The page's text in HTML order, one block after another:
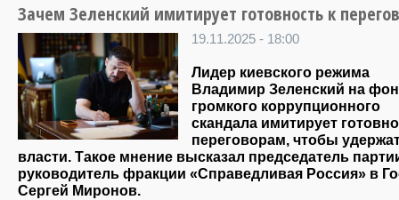
Зачем Зеленский имитирует готовность к
19.11.2025 - 18:00
Лидер киевского режима
Владимир Зеленский на
громкого коррупционного
скандала имитирует
переговорам, чтобы
власти. Такое мнение высказал председатель
руководитель фракции «Справедливая Россия» в
Сергей Миронов.